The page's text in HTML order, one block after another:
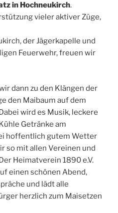
in Hochneukirch.
vieler aktiver Züge,
der Jägerkapelle und
Feuerwehr, freuen wir
dann zu den Klängen der
den Maibaum auf dem
wird es Musik, leckere
Getränke am
hoffentlich gutem Wetter
so mit allen Vereinen und
Heimatverein 1890 e.V.
einen schönen Abend,
und lädt alle
herzlich zum Maisetzen